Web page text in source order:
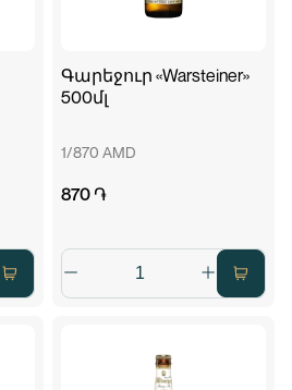
Գարեջուր «Warsteiner»
500մլ
1/870 AMD
870 ֏